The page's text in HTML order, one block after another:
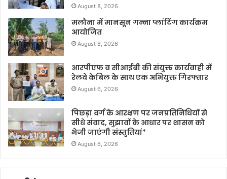
August 8, 2026
मलौना में मानसून गन्ना प्लांटिंग कार्यक्रम
आयोजित
August 8, 2026
आरपीएफ व सीआईबी की संयुक्त कार्यवाही में
रेलवे केबिल के साथ एक अभियुक्त गिरफ्तार
August 6, 2026
पिछड़ा वर्ग के आरक्षण पर जनप्रतिनिधियों से
सीधे संवाद, सुझावों के आधार पर शासन को
भेजी जाएंगी संस्तुतियां*
August 6, 2026